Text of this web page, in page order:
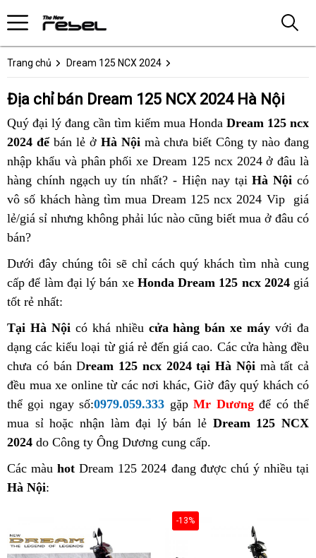
Trang chủ Dream 125 NCX 2024
Địa chỉ bán Dream 125 NCX 2024 Hà Nội
Quý đại lý đang cần tìm kiếm mua Honda Dream 125 ncx
2024 để bán lẻ ởHà Nộimà chưa biết Công ty nào đang
nhập khẩu và phân phối xe Dream 125 ncx 2024 ở đâu là
hàng chính ngạch uy tín nhất? - Hiện nay tạiHà Nội có
vô số khách hàng tìm mua Dream 125 ncx 2024 Vip giá
lẻ/giá sỉ nhưng không phải lúc nào cũng biết mua ở đâu có
bán?
Dưới đây chúng tôi sẽ chỉ cách quý khách tìm nhà cung
cấp để làm đại lý bán xe Honda Dream 125 ncx 2024giá
tốt rẻ nhất:
Tại Hà Nộicó khá nhiều cửa hàng bán xe máy với đa
dạng các kiểu loại từ giá rẻ đến giá cao. Các cửa hàng đều
chưa có bán Dream 125 ncx 2024 tại Hà Nộimà tất cả
đều mua xe online từ các nơi khác, Giờ đây quý khách có
thể gọi ngay số:0979.059.333 gặpMr Dươngđể có thể
mua sỉ hoặc nhận làm đại lý bán lẻ Dream 125 NCX
2024 do Công ty Ông Dương cung cấp.
Các màuhot Dream 125 2024 đang được chú ý nhiều tại
Hà Nội:
-13%